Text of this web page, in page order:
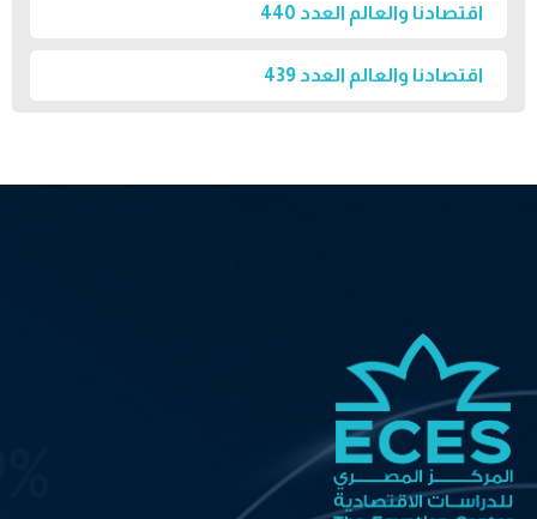
اقتصادنا والعالم العدد 440
اقتصادنا والعالم العدد 439